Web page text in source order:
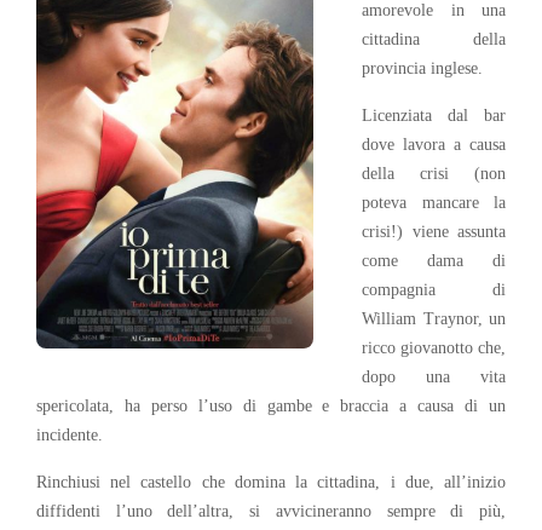
amorevole in una
cittadina della
provincia inglese.
Licenziata dal bar
dove lavora a causa
della crisi (non
poteva mancare la
crisi!) viene assunta
come dama di
compagnia di
William Traynor, un
ricco giovanotto che,
dopo una vita
spericolata, ha perso l’uso di gambe e braccia a causa di un
incidente.
Rinchiusi nel castello che domina la cittadina, i due, all’inizio
diffidenti l’uno dell’altra, si avvicineranno sempre di più,